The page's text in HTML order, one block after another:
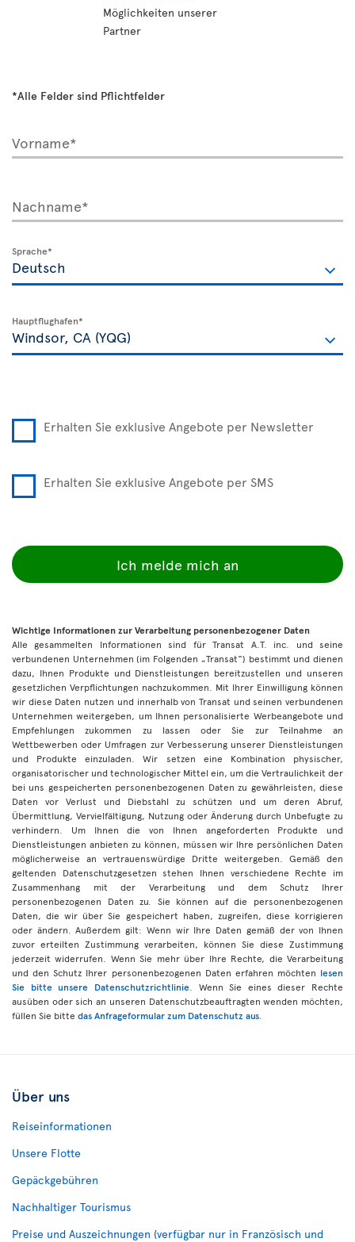
Möglichkeiten unserer
Partner
*Alle Felder sind Pflichtfelder
Vorname*
Nachname*
Sprache*
Hauptflughafen*
Erhalten Sie exklusive Angebote per Newsletter
Erhalten Sie exklusive Angebote per SMS
Ich melde mich an
Wichtige Informationen zur Verarbeitung personenbezogener Daten
Alle gesammelten Informationen sind für Transat A.T. inc. und seine
verbundenen Unternehmen (im Folgenden „Transat“) bestimmt und dienen
dazu, Ihnen Produkte und Dienstleistungen bereitzustellen und unseren
gesetzlichen Verpflichtungen nachzukommen. Mit Ihrer Einwilligung können
wir diese Daten nutzen und innerhalb von Transat und seinen verbundenen
Unternehmen weitergeben, um Ihnen personalisierte Werbeangebote und
Empfehlungen zukommen zu lassen oder Sie zur Teilnahme an
Wettbewerben oder Umfragen zur Verbesserung unserer Dienstleistungen
und Produkte einzuladen. Wir setzen eine Kombination physischer,
organisatorischer und technologischer Mittel ein, um die Vertraulichkeit der
bei uns gespeicherten personenbezogenen Daten zu gewährleisten, diese
Daten vor Verlust und Diebstahl zu schützen und um deren Abruf,
Übermittlung, Vervielfältigung, Nutzung oder Änderung durch Unbefugte zu
verhindern. Um Ihnen die von Ihnen angeforderten Produkte und
Dienstleistungen anbieten zu können, müssen wir Ihre persönlichen Daten
möglicherweise an vertrauenswürdige Dritte weitergeben. Gemäß den
geltenden Datenschutzgesetzen stehen Ihnen verschiedene Rechte im
Zusammenhang mit der Verarbeitung und dem Schutz Ihrer
personenbezogenen Daten zu. Sie können auf die personenbezogenen
Daten, die wir über Sie gespeichert haben, zugreifen, diese korrigieren
oder ändern. Außerdem gilt: Wenn wir Ihre Daten gemäß der von Ihnen
zuvor erteilten Zustimmung verarbeiten, können Sie diese Zustimmung
jederzeit widerrufen. Wenn Sie mehr über Ihre Rechte, die Verarbeitung
und den Schutz Ihrer personenbezogenen Daten erfahren möchten lesen
Sie bitte unsere Datenschutzrichtlinie. Wenn Sie eines dieser Rechte
ausüben oder sich an unseren Datenschutzbeauftragten wenden möchten,
füllen Sie bitte das Anfrageformular zum Datenschutz aus
Über uns
Reiseinformationen
Unsere Flotte
Gepäckgebühren
Nachhaltiger Tourismus
Preise und Auszeichnungen (verfügbar nur in Französisch und